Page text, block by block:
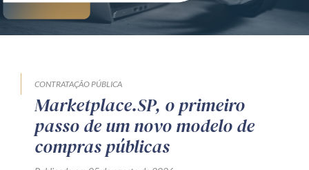
CONTRATAÇÃO PÚBLICA
Marketplace.SP, o primeiro
passo de um novo modelo de
compras públicas